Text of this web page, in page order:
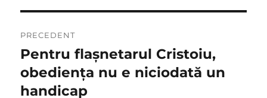
în
articole
PRECEDENT
Articolul
anterior:
Pentru flaşnetarul Cristoiu,
obedienţa nu e niciodată un
handicap